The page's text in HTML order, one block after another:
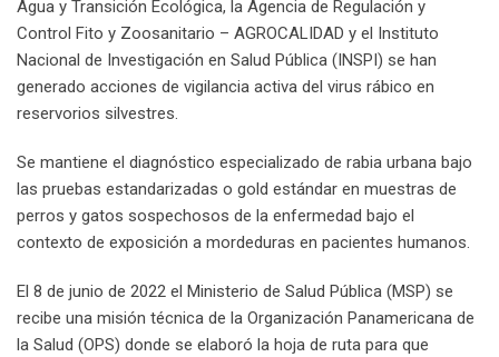
Agua y Transición Ecológica, la Agencia de Regulación y
Control Fito y Zoosanitario – AGROCALIDAD y el Instituto
Nacional de Investigación en Salud Pública (INSPI) se han
generado acciones de vigilancia activa del virus rábico en
reservorios silvestres.
Se mantiene el diagnóstico especializado de rabia urbana bajo
las pruebas estandarizadas o gold estándar en muestras de
perros y gatos sospechosos de la enfermedad bajo el
contexto de exposición a mordeduras en pacientes humanos.
El 8 de junio de 2022 el Ministerio de Salud Pública (MSP) se
recibe una misión técnica de la Organización Panamericana de
la Salud (OPS) donde se elaboró la hoja de ruta para que